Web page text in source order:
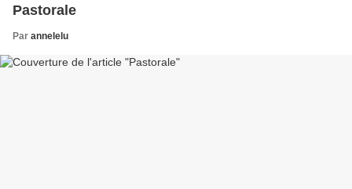
Pastorale
Par annelelu